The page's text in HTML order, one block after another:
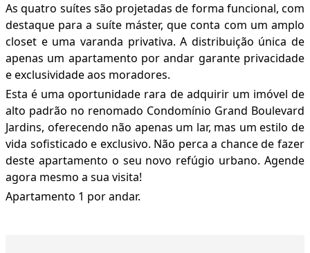
As quatro suítes são projetadas de forma funcional, com
destaque para a suíte máster, que conta com um amplo
closet e uma varanda privativa. A distribuição única de
apenas um apartamento por andar garante privacidade
e exclusividade aos moradores.
Esta é uma oportunidade rara de adquirir um imóvel de
alto padrão no renomado Condomínio Grand Boulevard
Jardins, oferecendo não apenas um lar, mas um estilo de
vida sofisticado e exclusivo. Não perca a chance de fazer
deste apartamento o seu novo refúgio urbano. Agende
agora mesmo a sua visita!
Apartamento 1 por andar.